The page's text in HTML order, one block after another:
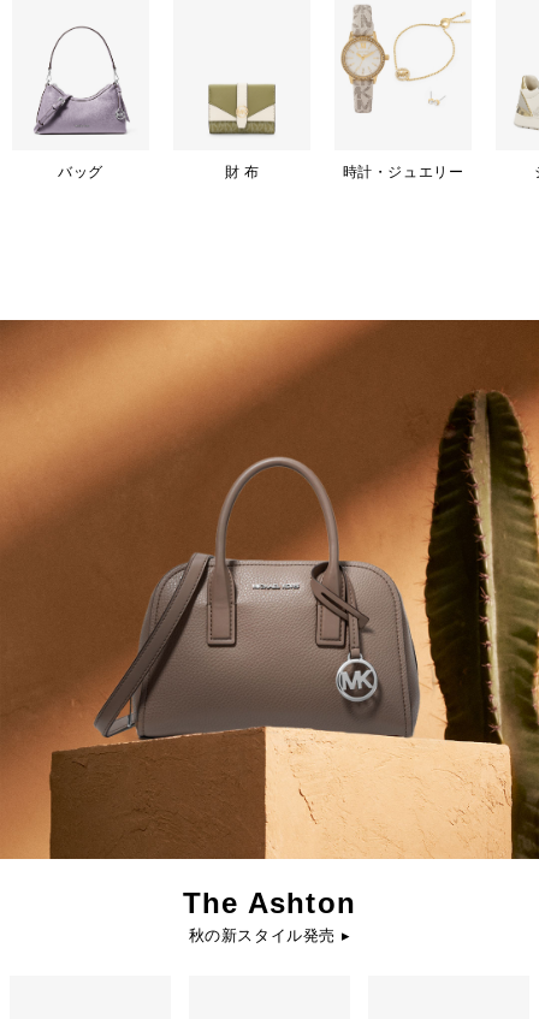
バッグ 財 布 時計・ジュエリー
The Ashton
秋の新スタイル発売 ▸